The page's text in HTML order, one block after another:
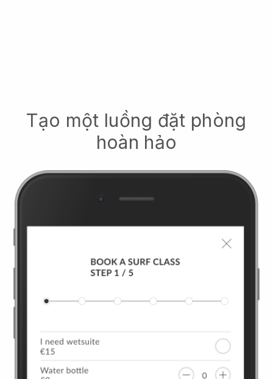
Tạo một luồng đặt phòng
hoàn hảo